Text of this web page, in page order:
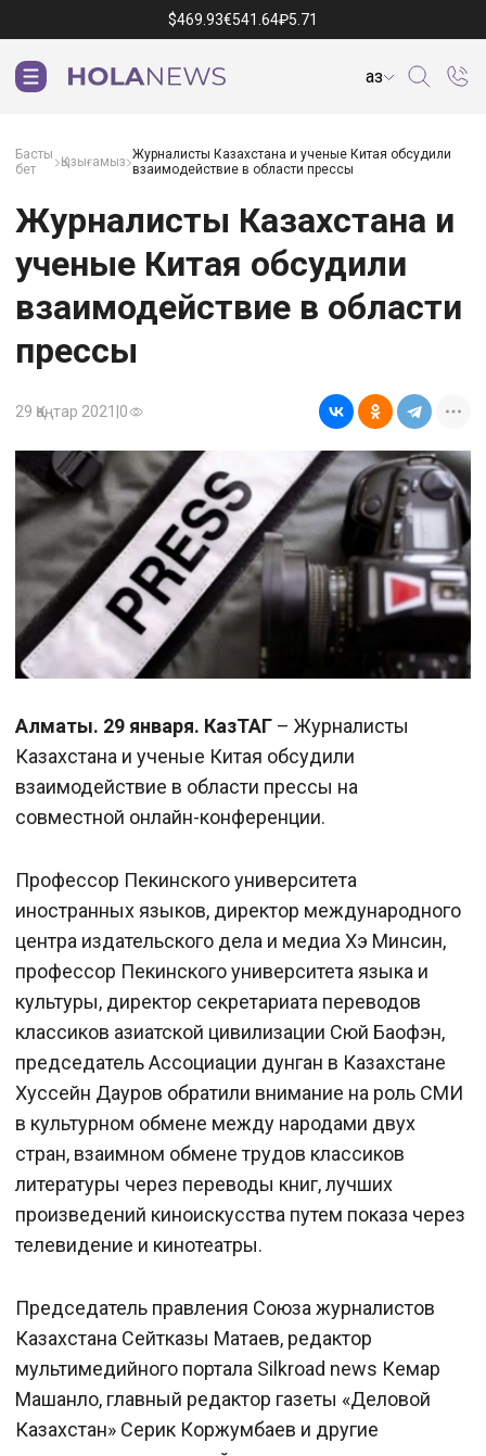
$469.93€541.64₽5.71
Қаз
Басты
бет
Қызығамыз Журналисты Казахстана и ученые Китая обсудили
взаимодействие в области прессы
Журналисты Казахстана и
ученые Китая обсудили
взаимодействие в области
прессы
29 Қаңтар 2021 0
Алматы. 29 января. КазТАГ – Журналисты
Казахстана и ученые Китая обсудили
взаимодействие в области прессы на
совместной онлайн-конференции.
Профессор Пекинского университета
иностранных языков, директор международного
центра издательского дела и медиа Хэ Минсин,
профессор Пекинского университета языка и
культуры, директор секретариата переводов
классиков азиатской цивилизации Сюй Баофэн,
председатель Ассоциации дунган в Казахстане
Хуссейн Дауров обратили внимание на роль СМИ
в культурном обмене между народами двух
стран, взаимном обмене трудов классиков
литературы через переводы книг, лучших
произведений киноискусства путем показа через
телевидение и кинотеатры.
Председатель правления Союза журналистов
Казахстана Сейтказы Матаев, редактор
мультимедийного портала Silkroad news Кемар
Машанло, главный редактор газеты «Деловой
Казахстан» Серик Коржумбаев и другие